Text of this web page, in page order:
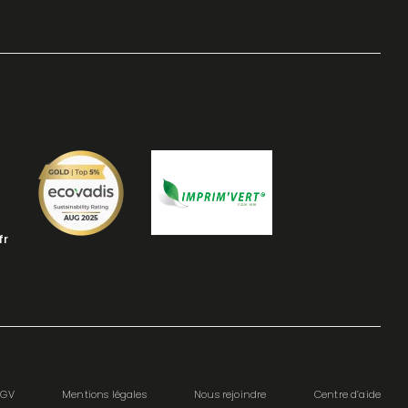
Mentions légales Nous rejoindre Centre d’aide